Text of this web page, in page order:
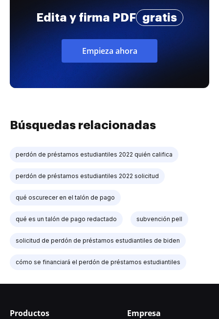
Edita y firma PDF gratis
Empieza ahora
Búsquedas relacionadas
perdón de préstamos estudiantiles 2022 quién califica
perdón de préstamos estudiantiles 2022 solicitud
qué oscurecer en el talón de pago
qué es un talón de pago redactado subvención pell
solicitud de perdón de préstamos estudiantiles de biden
cómo se financiará el perdón de préstamos estudiantiles
Productos Empresa